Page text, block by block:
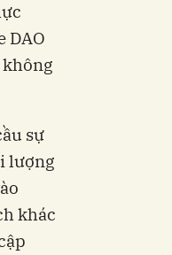
DAO
sự
lượng
khác